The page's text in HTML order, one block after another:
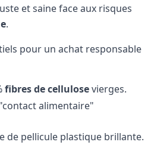
et saine face aux risques
.
pour un achat responsable
fibres de cellulosevierges.
alimentaire"
de pellicule plastique brillante.